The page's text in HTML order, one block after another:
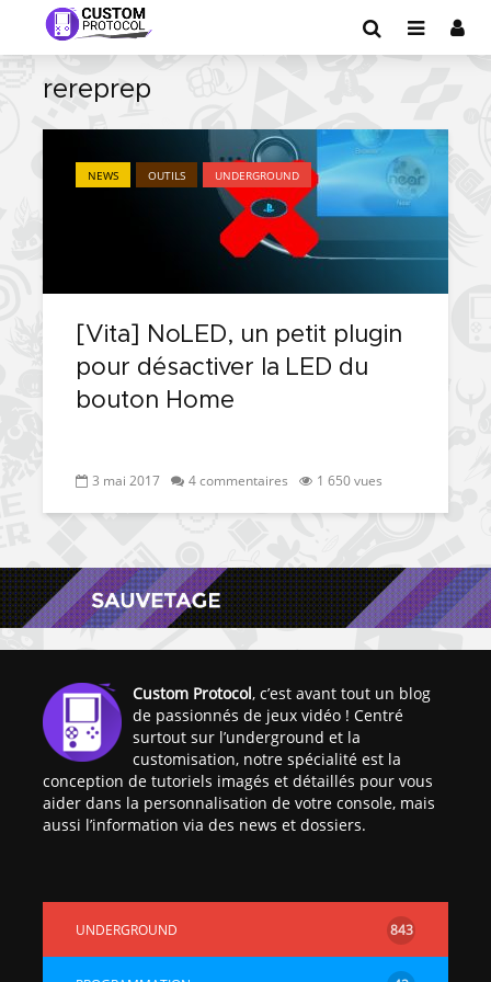
rereprep
NEWS OUTILS UNDERGROUND
[Vita] NoLED, un petit plugin
pour désactiver la LED du
bouton Home
3 mai 2017 4 commentaires 1 650 vues
Custom Protocol, c’est avant tout un blog
de passionnés de jeux vidéo ! Centré
surtout sur l’underground et la
customisation, notre spécialité est la
conception de tutoriels imagés et détaillés pour vous
aider dans la personnalisation de votre console, mais
aussi l’information via des news et dossiers.
UNDERGROUND 843